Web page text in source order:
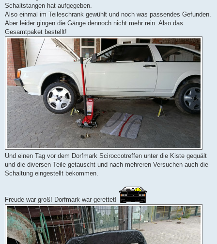
Schaltstangen hat aufgegeben.
Also einmal im Teileschrank gewühlt und noch was passendes Gefunden.
Aber leider gingen die Gänge dennoch nicht mehr rein. Also das
Gesamtpaket bestellt!
Und einen Tag vor dem Dorfmark Sciroccotreffen unter die Kiste gequält
und die diversen Teile getauscht und nach mehreren Versuchen auch die
Schaltung eingestellt bekommen.
Freude war groß! Dorfmark war gerettet!